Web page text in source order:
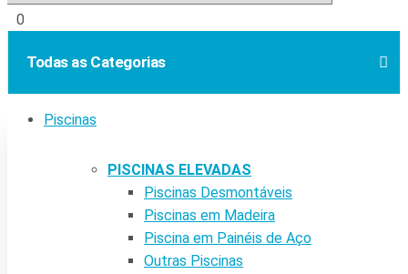
0
Todas as Categorias
Piscinas
PISCINAS ELEVADAS
Piscinas Desmontáveis
Piscinas em Madeira
Piscina em Painéis de Aço
Outras Piscinas